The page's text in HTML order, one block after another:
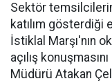
Sektör
katılım gösterdiği
İstiklal Marşı'nın
açılış
Müdürü Atakan